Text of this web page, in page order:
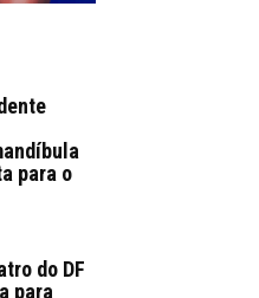
para o
do DF
para